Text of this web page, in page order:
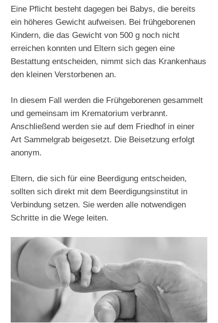
Eine Pflicht besteht dagegen bei Babys, die bereits
ein höheres Gewicht aufweisen. Bei frühgeborenen
Kindern, die das Gewicht von 500 g noch nicht
erreichen konnten und Eltern sich gegen eine
Bestattung entscheiden, nimmt sich das Krankenhaus
den kleinen Verstorbenen an.
In diesem Fall werden die Frühgeborenen gesammelt
und gemeinsam im Krematorium verbrannt.
Anschließend werden sie auf dem Friedhof in einer
Art Sammelgrab beigesetzt. Die Beisetzung erfolgt
anonym.
Eltern, die sich für eine Beerdigung entscheiden,
sollten sich direkt mit dem Beerdigungsinstitut in
Verbindung setzen. Sie werden alle notwendigen
Schritte in die Wege leiten.